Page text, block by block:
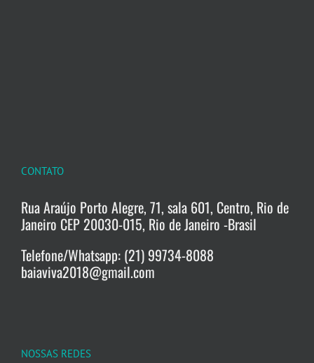
CONTATO
Rua Araújo Porto Alegre, 71, sala 601, Centro, Rio de
Janeiro CEP 20030-015, Rio de Janeiro -Brasil
Telefone/Whatsapp: (21) 99734-8088
baiaviva2018@gmail.com
NOSSAS REDES